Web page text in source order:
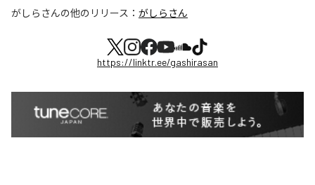
がしらさんの他のリリース： がしらさん
https://linktr.ee/gashirasan